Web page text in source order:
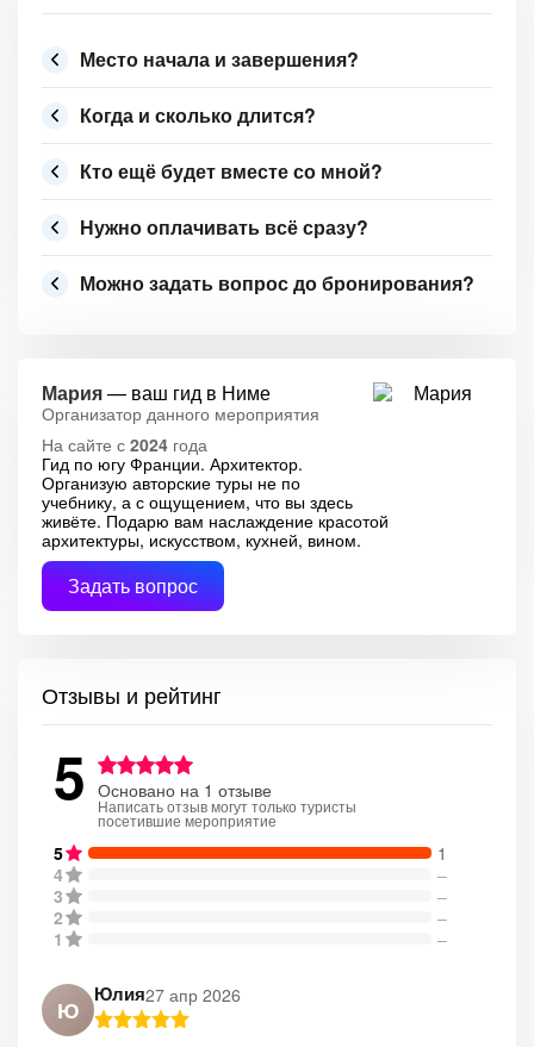
Место начала и завершения?
Когда и сколько длится?
Кто ещё будет вместе со мной?
Нужно оплачивать всё сразу?
Можно задать вопрос до бронирования?
Мария— ваш гид в Ниме
Организатор данного мероприятия
На сайте с 2024 года
Гид по югу Франции. Архитектор.
Организую авторские туры не по
учебнику, а с ощущением, что вы здесь
живёте. Подарю вам наслаждение красотой
архитектуры, искусством, кухней, вином.
Задать вопрос
Отзывы и рейтинг
5 Основано на 1 отзыве
Написать отзыв могут только туристы
посетившие мероприятие
5
1
4
–
3
–
2
–
1
–
Ю
Юлия27 апр 2026